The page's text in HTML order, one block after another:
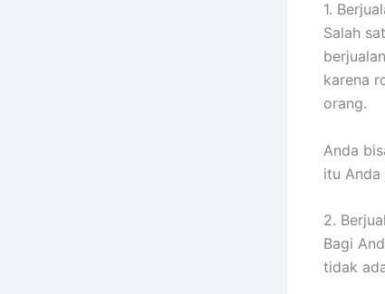
1.
Salah
karena
orang.
Anda
itu Anda
2.
Bagi
tidak